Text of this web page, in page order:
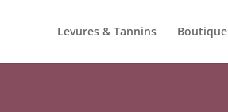
Levures & Tannins Boutique